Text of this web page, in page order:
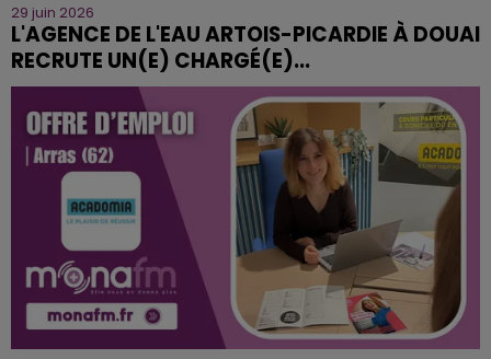
29 juin 2026
L'AGENCE DE L'EAU ARTOIS-PICARDIE À DOUAI
RECRUTE UN(E) CHARGÉ(E)...